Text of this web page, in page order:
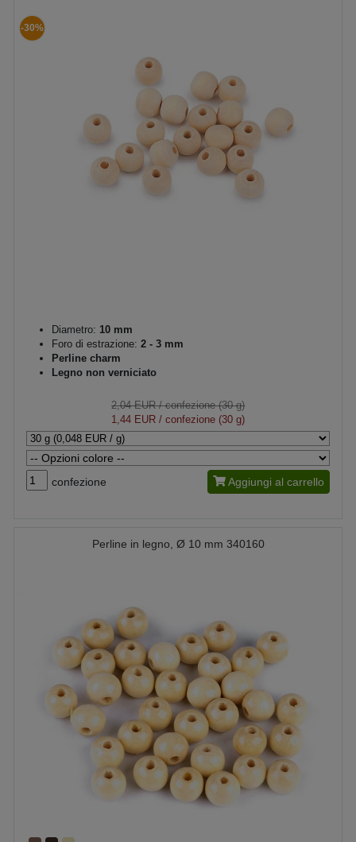
-30%
Diametro: 10 mm
Foro di estrazione: 2 - 3 mm
Perline charm
Legno non verniciato
2,04 EUR/ confezione (30 g)
1,44 EUR / confezione (30 g)
confezione Aggiungi al carrello
Perline in legno, Ø 10 mm 340160